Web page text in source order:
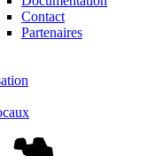
Contact
Partenaires